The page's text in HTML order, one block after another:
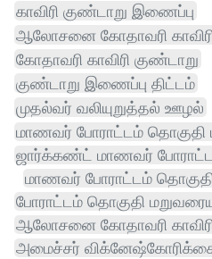
காவிரி குண்டாறு இணைப்பு
ஆலோசனை கோதாவரி காவிரி
கோதாவரி காவிரி குண்டாறு
குண்டாறு இணைப்பு திட்டம்
முதல்வர் வலியுறுத்தல் ஊழல்
மாணவர் போராட்டம் தொகுதி
ஜார்க்கண்ட் மாணவர்
மாணவர் போராட்டம்
போராட்டம் தொகுதி
ஆலோசனை கோதாவரி
அமைச்சர்